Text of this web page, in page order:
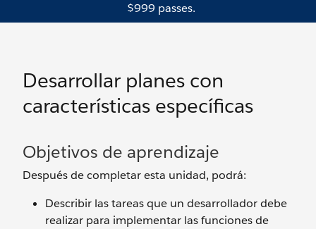
$999 passes.
Desarrollar planes con
características específicas
Objetivos de aprendizaje
Después de completar esta unidad, podrá:
Describir las tareas que un desarrollador debe
realizar para implementar las funciones de